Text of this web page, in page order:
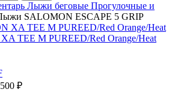
Лыжи беговые Прогулочные и
SALOMON ESCAPE 5 GRIP
TEE M PUREED/Red Orange/Heat
₽